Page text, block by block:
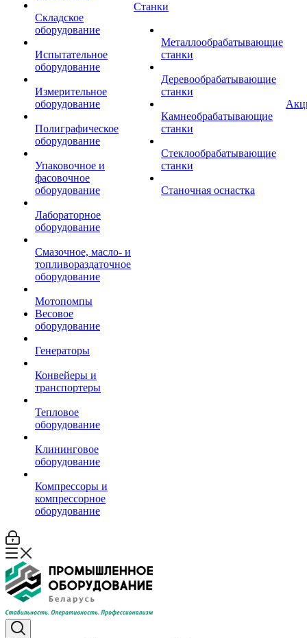
Складское
оборудование
Испытательное
оборудование
Измерительное
оборудование
Полиграфическое
оборудование
Упаковочное и
фасовочное
оборудование
Лабораторное
оборудование
Смазочное, масло- и
топливораздаточное
оборудование
Мотопомпы
Весовое
оборудование
Генераторы
Конвейеры и
транспортеры
Тепловое
оборудование
Клининговое
оборудование
Компрессоры и
компрессорное
оборудование
Станки
Металлообрабатывающие
станки
Деревообрабатывающие
станки
Камнеобрабатывающие
станки
Стеклообрабатывающие
станки
Станочная оснастка